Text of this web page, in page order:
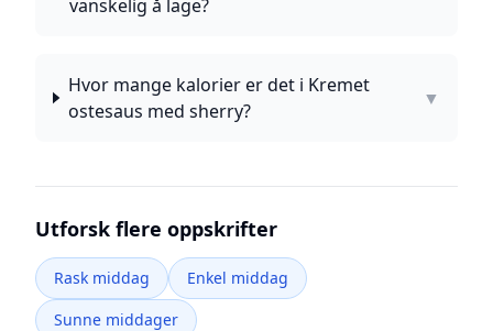
vanskelig å lage?
Hvor mange kalorier er det i Kremet
ostesaus med sherry?
▼
Utforsk flere oppskrifter
Rask middag
Enkel middag
Sunne middager